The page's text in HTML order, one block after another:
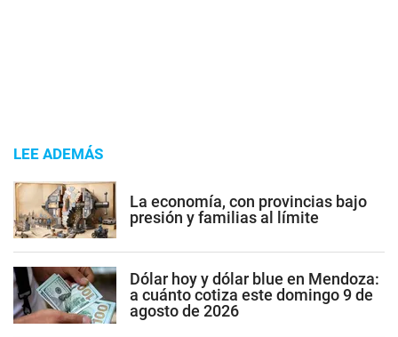
LEE ADEMÁS
La economía, con provincias bajo
presión y familias al límite
Dólar hoy y dólar blue en Mendoza:
a cuánto cotiza este domingo 9 de
agosto de 2026